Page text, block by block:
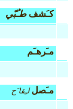
كـَشفطـُبّي
مـَرهـَم
مـَصل لـِقا َح